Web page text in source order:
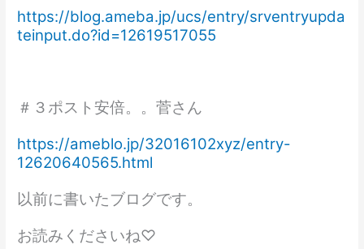
https://blog.ameba.jp/ucs/entry/srventryupda
teinput.do?id=12619517055
＃３ポスト安倍。。菅さん
https://ameblo.jp/32016102xyz/entry-
12620640565.html
以前に書いたブログです。
お読みくださいね♡